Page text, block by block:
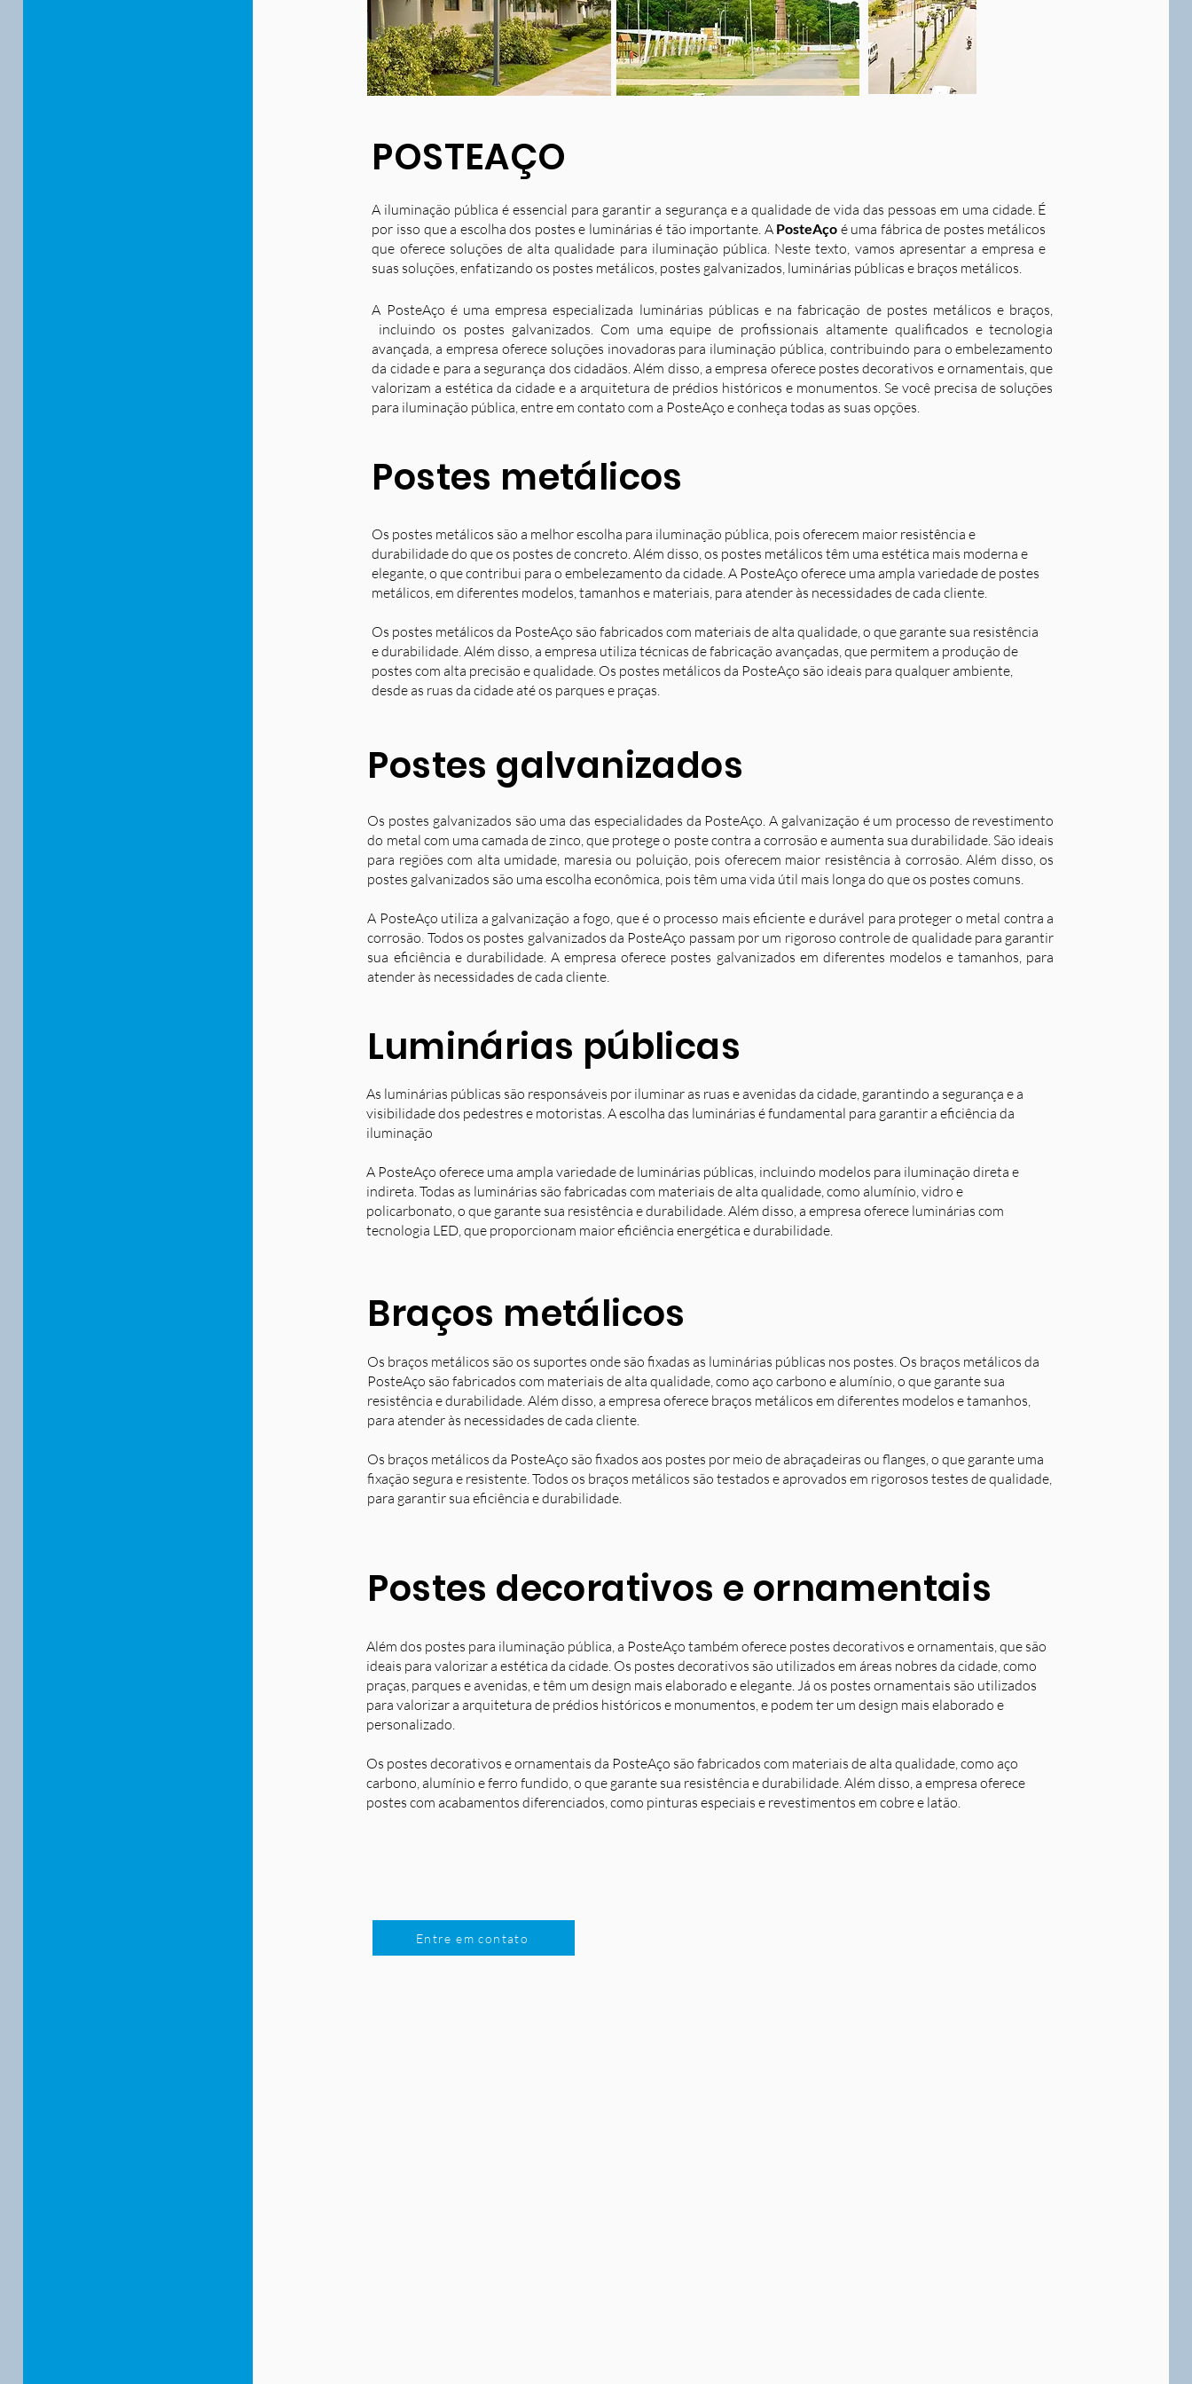
POSTEAÇO
A iluminação pública é essencial para garantir a segurança e a qualidade de vida das pessoas em uma cidade. É
por isso que a escolha dos postes e luminárias é tão importante. A PosteAço é uma fábrica de postes metálicos
que oferece soluções de alta qualidade para iluminação pública. Neste texto, vamos apresentar a empresa e
suas soluções, enfatizando os postes metálicos, postes galvanizados, luminárias públicas e braços metálicos.
A PosteAço é uma empresa especializada luminárias públicas e na fabricação de postes metálicos e braços,
incluindo os postes galvanizados. Com uma equipe de profissionais altamente qualificados e tecnologia
avançada, a empresa oferece soluções inovadoras para iluminação pública, contribuindo para o embelezamento
da cidade e para a segurança dos cidadãos. Além disso, a empresa oferece postes decorativos e ornamentais, que
valorizam a estética da cidade e a arquitetura de prédios históricos e monumentos. Se você precisa de soluções
para iluminação pública, entre em contato com a PosteAço e conheça todas as suas opções.
Postes metálicos
Os postes metálicos são a melhor escolha para iluminação pública, pois oferecem maior resistência e
durabilidade do que os postes de concreto. Além disso, os postes metálicos têm uma estética mais moderna e
elegante, o que contribui para o embelezamento da cidade. A PosteAço oferece uma ampla variedade de postes
metálicos, em diferentes modelos, tamanhos e materiais, para atender às necessidades de cada cliente.
Os postes metálicos da PosteAço são fabricados com materiais de alta qualidade, o que garante sua resistência
e durabilidade. Além disso, a empresa utiliza técnicas de fabricação avançadas, que permitem a produção de
postes com alta precisão e qualidade. Os postes metálicos da PosteAço são ideais para qualquer ambiente,
desde as ruas da cidade até os parques e praças.
Postes galvanizados
Os postes galvanizados são uma das especialidades da PosteAço. A galvanização é um processo de revestimento
do metal com uma camada de zinco, que protege o poste contra a corrosão e aumenta sua durabilidade. São ideais
para regiões com alta umidade, maresia ou poluição, pois oferecem maior resistência à corrosão. Além disso, os
postes galvanizados são uma escolha econômica, pois têm uma vida útil mais longa do que os postes comuns.
A PosteAço utiliza a galvanização a fogo, que é o processo mais eficiente e durável para proteger o metal contra a
corrosão. Todos os postes galvanizados da PosteAço passam por um rigoroso controle de qualidade para garantir
sua eficiência e durabilidade. A empresa oferece postes galvanizados em diferentes modelos e tamanhos, para
atender às necessidades de cada cliente.
Luminárias públicas
As luminárias públicas são responsáveis por iluminar as ruas e avenidas da cidade, garantindo a segurança e a
visibilidade dos pedestres e motoristas. A escolha das luminárias é fundamental para garantir a eficiência da
iluminação
A PosteAço oferece uma ampla variedade de luminárias públicas, incluindo modelos para iluminação direta e
indireta. Todas as luminárias são fabricadas com materiais de alta qualidade, como alumínio, vidro e
policarbonato, o que garante sua resistência e durabilidade. Além disso, a empresa oferece luminárias com
tecnologia LED, que proporcionam maior eficiência energética e durabilidade.
Braços metálicos
Os braços metálicos são os suportes onde são fixadas as luminárias públicas nos postes. Os braços metálicos da
PosteAço são fabricados com materiais de alta qualidade, como aço carbono e alumínio, o que garante sua
resistência e durabilidade. Além disso, a empresa oferece braços metálicos em diferentes modelos e tamanhos,
para atender às necessidades de cada cliente.
Os braços metálicos da PosteAço são fixados aos postes por meio de abraçadeiras ou flanges, o que garante uma
fixação segura e resistente. Todos os braços metálicos são testados e aprovados em rigorosos testes de qualidade,
para garantir sua eficiência e durabilidade.
Postes decorativos e ornamentais
Além dos postes para iluminação pública, a PosteAço também oferece postes decorativos e ornamentais, que são
ideais para valorizar a estética da cidade. Os postes decorativos são utilizados em áreas nobres da cidade, como
praças, parques e avenidas, e têm um design mais elaborado e elegante. Já os postes ornamentais são utilizados
para valorizar a arquitetura de prédios históricos e monumentos, e podem ter um design mais elaborado e
personalizado.
Os postes decorativos e ornamentais da PosteAço são fabricados com materiais de alta qualidade, como aço
carbono, alumínio e ferro fundido, o que garante sua resistência e durabilidade. Além disso, a empresa oferece
postes com acabamentos diferenciados, como pinturas especiais e revestimentos em cobre e latão.
Entre em contato